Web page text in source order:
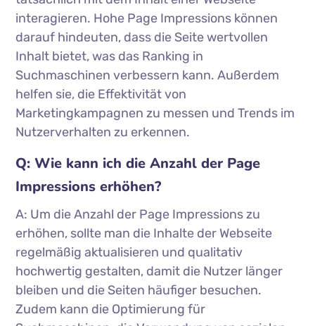
interagieren. Hohe Page Impressions können
darauf hindeuten, dass die Seite wertvollen
Inhalt bietet, was das Ranking in
Suchmaschinen verbessern kann. Außerdem
helfen sie, die Effektivität von
Marketingkampagnen zu messen und Trends im
Nutzerverhalten zu erkennen.
Q: Wie kann ich die Anzahl der Page
Impressions erhöhen?
A: Um die Anzahl der Page Impressions zu
erhöhen, sollte man die Inhalte der Webseite
regelmäßig aktualisieren und qualitativ
hochwertig gestalten, damit die Nutzer länger
bleiben und die Seiten häufiger besuchen.
Zudem kann die Optimierung für